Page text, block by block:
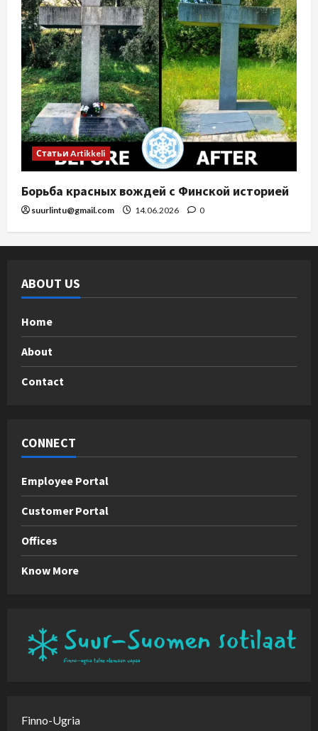
Статьи Artikkeli
Борьба красных вождей с Финской историей
suurlintu@gmail.com 14.06.2026 0
ABOUT US
Home
About
Contact
CONNECT
Employee Portal
Customer Portal
Offices
Know More
Finno-Ugria